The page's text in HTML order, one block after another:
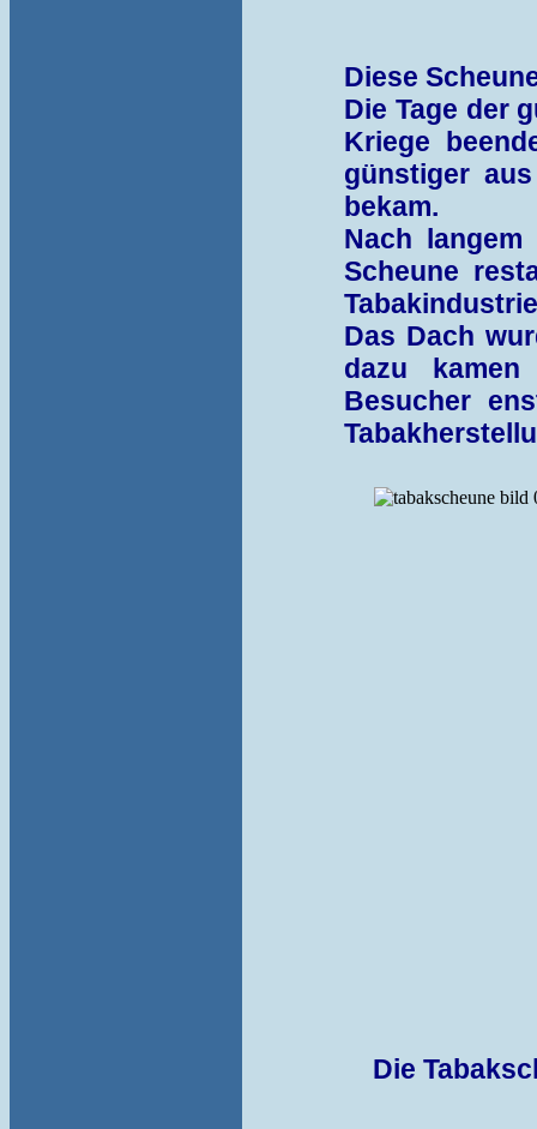
Diese
Die Tage der
Kriege
günstiger
bekam.
Nach
Scheune
Das Dach
dazu
Besucher
Die